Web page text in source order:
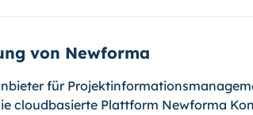
von Newforma
für
cloudbasierte Plattform Newforma